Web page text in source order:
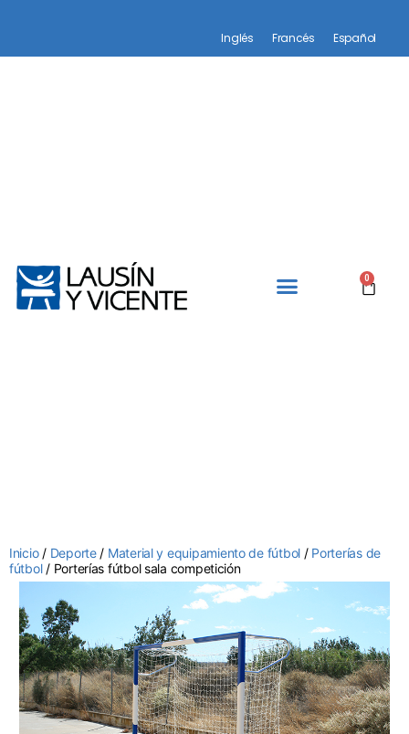
Inglés Francés Español
0
Inicio/ Deporte/ Material y equipamiento de fútbol / Porterías de
fútbol/ Porterías fútbol sala competición